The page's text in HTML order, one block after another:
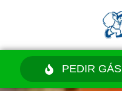
PEDIR GÁS